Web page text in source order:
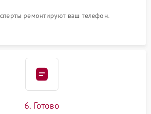
ремонтируют ваш телефон.
6. Готово